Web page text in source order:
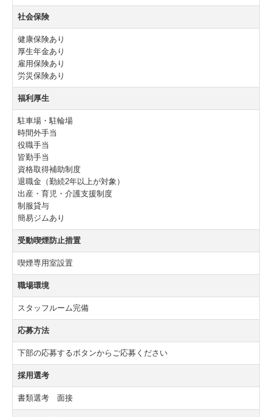
社会保険
健康保険あり
厚生年金あり
雇用保険あり
労災保険あり
福利厚生
駐車場・駐輪場
時間外手当
役職手当
皆勤手当
資格取得補助制度
退職金（勤続2年以上が対象）
出産・育児・介護支援制度
制服貸与
簡易ジムあり
受動喫煙防止措置
喫煙専用室設置
職場環境
スタッフルーム完備
応募方法
下部の応募するボタンからご応募ください
採用選考
書類選考 面接